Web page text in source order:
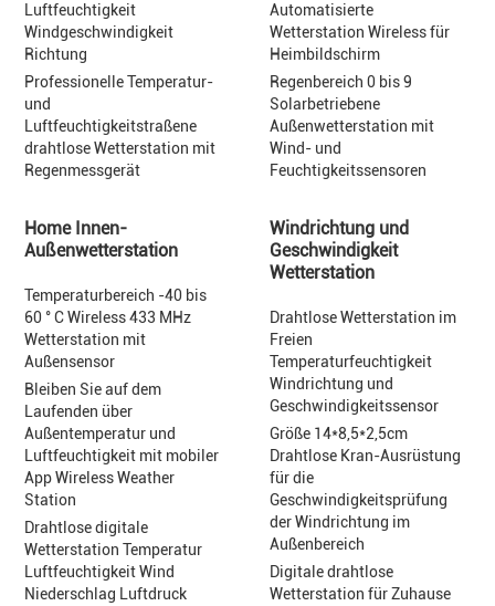
Luftfeuchtigkeit
Windgeschwindigkeit
Richtung
Professionelle Temperatur-
und
Luftfeuchtigkeitstraßene
drahtlose Wetterstation mit
Regenmessgerät
Automatisierte
Wetterstation Wireless für
Heimbildschirm
Regenbereich 0 bis 9
Solarbetriebene
Außenwetterstation mit
Wind- und
Feuchtigkeitssensoren
Home Innen-
Außenwetterstation
Temperaturbereich -40 bis
60 ° C Wireless 433 MHz
Wetterstation mit
Außensensor
Bleiben Sie auf dem
Laufenden über
Außentemperatur und
Luftfeuchtigkeit mit mobiler
App Wireless Weather
Station
Drahtlose digitale
Wetterstation Temperatur
Luftfeuchtigkeit Wind
Niederschlag Luftdruck
Windrichtung und
Geschwindigkeit
Wetterstation
Drahtlose Wetterstation im
Freien
Temperaturfeuchtigkeit
Windrichtung und
Geschwindigkeitssensor
Größe 14*8,5*2,5cm
Drahtlose Kran-Ausrüstung
für die
Geschwindigkeitsprüfung
der Windrichtung im
Außenbereich
Digitale drahtlose
Wetterstation für Zuhause